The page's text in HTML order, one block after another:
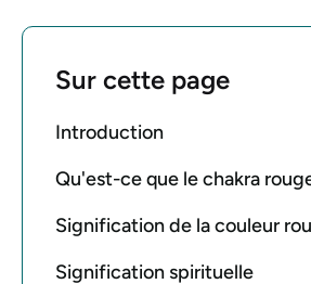
Sur cette page
Introduction
Qu'est-ce que le chakra
Signification de la couleur
Signification spirituelle